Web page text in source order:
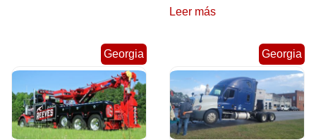
Leer más
Georgia Georgia